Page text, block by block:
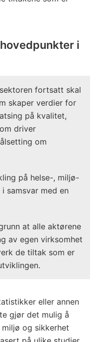
i
fortsatt skal
skaper verdier for
på kvalitet,
driver
om
på helse-, miljø-
samsvar med en
at alle aktørene
av egen virksomhet
de tiltak som er
eller annen
gjør det mulig å
miljø og sikkerhet